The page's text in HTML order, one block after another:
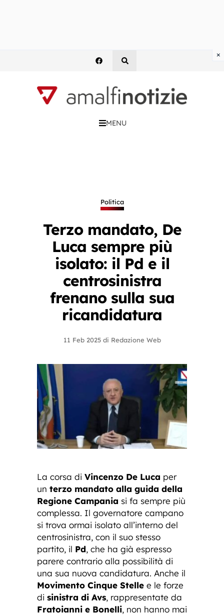
MENU
Politica
Terzo mandato, De
Luca sempre più
isolato: il Pd e il
centrosinistra
frenano sulla sua
ricandidatura
11 Feb 2025 di Redazione Web
La corsa di Vincenzo De Luca per
un terzo mandato alla guida della
Regione Campania si fa sempre più
complessa. Il governatore campano
si trova ormai isolato all’interno del
centrosinistra, con il suo stesso
partito, il Pd, che ha già espresso
parere contrario alla possibilità di
una sua nuova candidatura. Anche il
Movimento Cinque Stelle e le forze
di sinistra di Avs, rappresentate da
Fratoianni e Bonelli, non hanno mai
×